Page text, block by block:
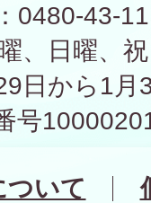
0480-43-
、日曜、
日から1
号
ついて